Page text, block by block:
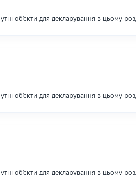
об'єкти для декларування в цьому
об'єкти для декларування в цьому
об'єкти для декларування в цьому